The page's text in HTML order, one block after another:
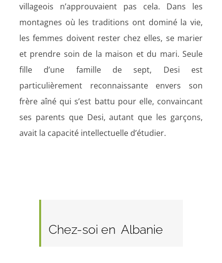
villageois n’approuvaient pas cela. Dans les
montagnes où les traditions ont dominé la vie,
les femmes doivent rester chez elles, se marier
et prendre soin de la maison et du mari. Seule
fille d’une famille de sept, Desi est
particulièrement reconnaissante envers son
frère aîné qui s’est battu pour elle, convaincant
ses parents que Desi, autant que les garçons,
avait la capacité intellectuelle d’étudier.
Chez-soi en Albanie